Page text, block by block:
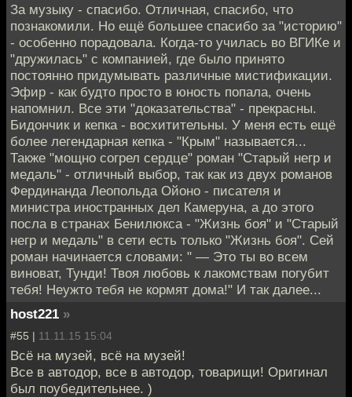
За музыку - спасибо. Отличная, спасибо, что
познакомили. Но ещё большее спасибо за "историю"
- особенно порадовала. Когда-то училась во ВГИКе и
"дружилась" с компанией, где было принято
постоянно придумывать различные мистификации.
Эфир - как будто просто в юность попала, очень
напомнил. Все эти "доказательства" - прекрасны.
Бидончик и кепка - восхитительны. У меня есть ещё
более легендарная кепка - "Крым" называется...
Также "мощно согрел сердце" роман "Старый негр и
медаль" - отличный выбор, так как из двух романов
Фердинанда Леопольда Ойоно - писателя и
министра иностранных дел Камеруна, а до этого
посла в странах Бенилюкса - "Жизнь боя" и "Старый
негр и медаль" в сети есть только "Жизнь боя". Сей
роман начинается словами: " — Это ты во всем
виноват, Тунди! Твоя любовь к лакомствам погубит
тебя! Неужто тебя не кормят дома!" И так далее...
host221 »
#55 | 11.11.15 15:04
Всё на музей, всё на музей!
Все в автодор, все в автодор, товарищи! Оригинал
был поубедительнее. )